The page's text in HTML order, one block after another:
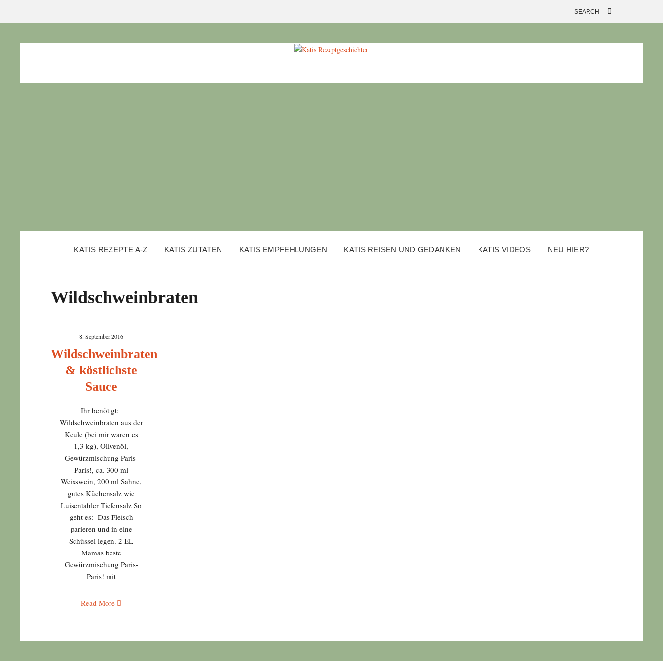
KATIS REZEPTE A-Z KATIS ZUTATEN KATIS EMPFEHLUNGEN KATIS REISEN UND GEDANKEN KATIS VIDEOS NEU HIER?
Wildschweinbraten
8. September 2016
Wildschweinbraten
& köstlichste
Sauce
Ihr benötigt:
Wildschweinbraten aus der
Keule (bei mir waren es
1,3 kg), Olivenöl,
Gewürzmischung Paris-
Paris!, ca. 300 ml
Weisswein, 200 ml Sahne,
gutes Küchensalz wie
Luisentahler Tiefensalz So
geht es: Das Fleisch
parieren und in eine
Schüssel legen. 2 EL
Mamas beste
Gewürzmischung Paris-
Paris! mit
Read More